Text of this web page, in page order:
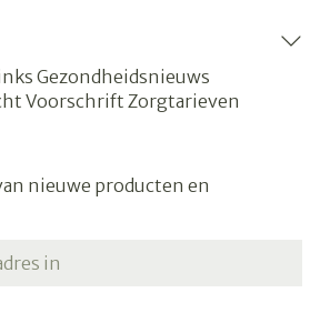
Gezondheidsnieuws
Voorschrift Zorgtarieven
nieuwe producten en